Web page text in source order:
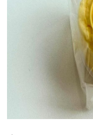
【まったり楽しみ
【札幌のお気に
【道央のお気に
【道北のお気に入
【道東のお気に